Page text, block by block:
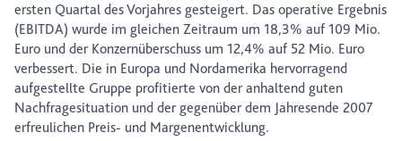
ersten Quartal des Vorjahres gesteigert. Das operative Ergebnis
(EBITDA) wurde im gleichen Zeitraum um 18,3% auf 109 Mio.
Euro und der Konzernüberschuss um 12,4% auf 52 Mio. Euro
verbessert. Die in Europa und Nordamerika hervorragend
aufgestellte Gruppe profitierte von der anhaltend guten
Nachfragesituation und der gegenüber dem Jahresende 2007
erfreulichen Preis- und Margenentwicklung.